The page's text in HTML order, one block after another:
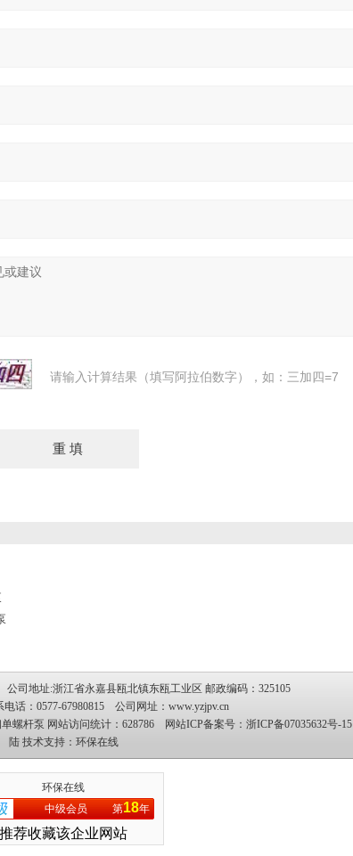
请输入计算结果（填写阿拉伯数字），如：三加四=7
司地址:浙江省永嘉县瓯北镇东瓯工业区 邮政编码：325105
话：0577-67980815 公司网址： www.yzjpv.cn
螺杆泵 网站访问统计：628786 网站ICP备案号： 浙ICP备07035632号-15
陆技术支持： 环保在线
环保在线
中级会员
第18年
推荐收藏该企业网站